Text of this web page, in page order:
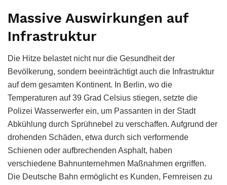
Massive Auswirkungen auf
Infrastruktur
Die Hitze belastet nicht nur die Gesundheit der
Bevölkerung, sondern beeinträchtigt auch die Infrastruktur
auf dem gesamten Kontinent. In Berlin, wo die
Temperaturen auf 39 Grad Celsius stiegen, setzte die
Polizei Wasserwerfer ein, um Passanten in der Stadt
Abkühlung durch Sprühnebel zu verschaffen. Aufgrund der
drohenden Schäden, etwa durch sich verformende
Schienen oder aufbrechenden Asphalt, haben
verschiedene Bahnunternehmen Maßnahmen ergriffen.
Die Deutsche Bahn ermöglicht es Kunden, Fernreisen zu